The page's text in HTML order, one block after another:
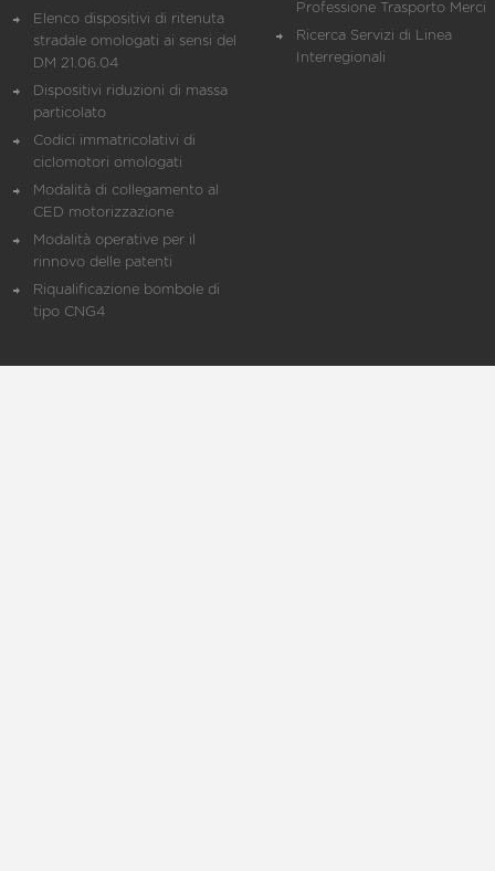
Elenco dispositivi di ritenuta
stradale omologati ai sensi del
DM 21.06.04
Dispositivi riduzioni di massa
particolato
Codici immatricolativi di
ciclomotori omologati
Modalità di collegamento al
CED motorizzazione
Modalità operative per il
rinnovo delle patenti
Riqualificazione bombole di
tipo CNG4
Professione Trasporto Merci
Ricerca Servizi di Linea
Interregionali